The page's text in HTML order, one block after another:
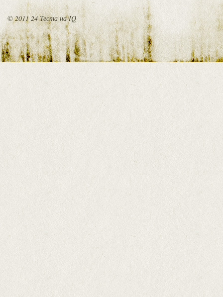
© 2011 24 Теста на IQ